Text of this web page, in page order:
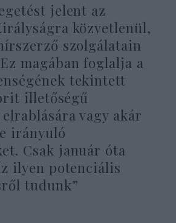
jelent az
közvetlenül,
szolgálatain
magában foglalja a
tekintett
illetőségű
vagy akár
irányuló
Csak január óta
ilyen potenciális
tudunk”